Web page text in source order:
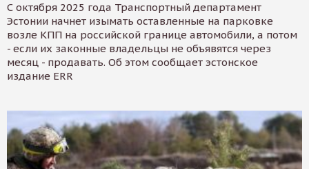
С октября 2025 года Транспортный департамент
Эстонии начнет изымать оставленные на парковке
возле КПП на российской границе автомобили, а потом
- если их законные владельцы не объявятся через
месяц - продавать. Об этом сообщает эстонское
издание ERR